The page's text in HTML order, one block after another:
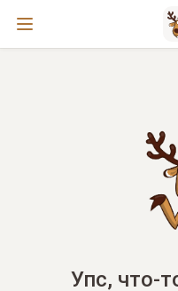
Упс, что-